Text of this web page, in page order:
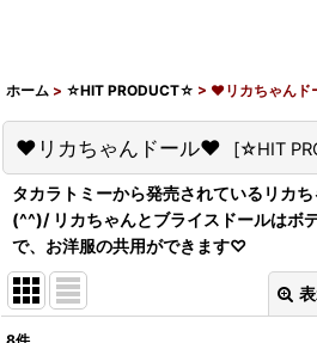
ホーム > ☆HIT PRODUCT☆ > ♥リカちゃん
♥リカちゃんドール♥ [☆HIT
タカラトミーから発売されているリカ
(^^)/ リカちゃんとブライスドールはボ
で、お洋服の共用ができます♡